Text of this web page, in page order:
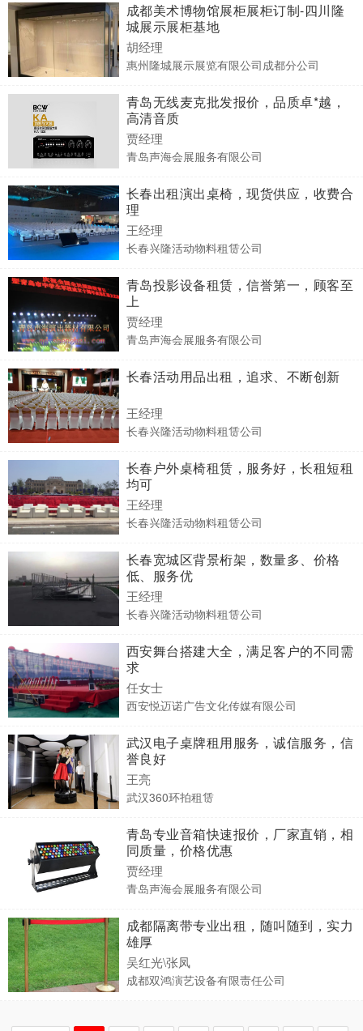
成都美术博物馆展柜展柜订制-四川隆
城展示展柜基地
胡经理
惠州隆城展示展览有限公司成都分公司
青岛无线麦克批发报价，品质卓*越，
高清音质
贾经理
青岛声海会展服务有限公司
长春出租演出桌椅，现货供应，收费合
理
王经理
长春兴隆活动物料租赁公司
青岛投影设备租赁，信誉第一，顾客至
上
贾经理
青岛声海会展服务有限公司
长春活动用品出租，追求、不断创新
王经理
长春兴隆活动物料租赁公司
长春户外桌椅租赁，服务好，长租短租
均可
王经理
长春兴隆活动物料租赁公司
长春宽城区背景桁架，数量多、价格
低、服务优
王经理
长春兴隆活动物料租赁公司
西安舞台搭建大全，满足客户的不同需
求
任女士
西安悦迈诺广告文化传媒有限公司
武汉电子桌牌租用服务，诚信服务，信
誉良好
王亮
武汉360环拍租赁
青岛专业音箱快速报价，厂家直销，相
同质量，价格优惠
贾经理
青岛声海会展服务有限公司
成都隔离带专业出租，随叫随到，实力
雄厚
吴红光\张凤
成都双鸿演艺设备有限责任公司